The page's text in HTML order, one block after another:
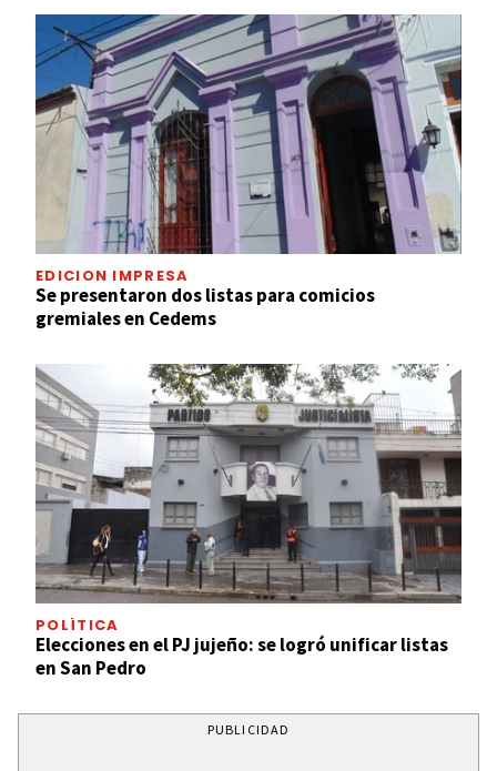
EDICION IMPRESA
Se presentaron dos listas para comicios
gremiales en Cedems
POLÍTICA
Elecciones en el PJ jujeño: se logró unificar listas
en San Pedro
PUBLICIDAD